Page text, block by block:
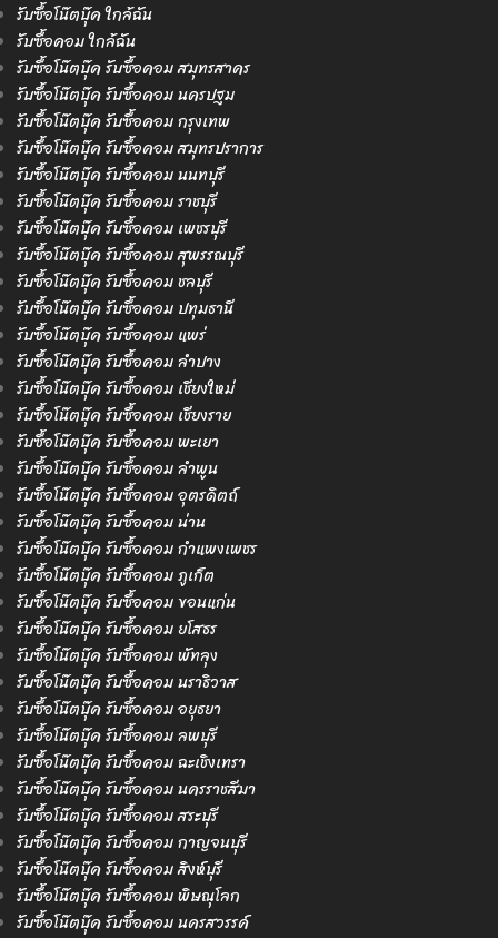
รับซื้อโน๊ตบุ๊ค ใกล้ฉัน
รับซื้อคอม ใกล้ฉัน
รับซื้อโน๊ตบุ๊ค รับซื้อคอม สมุทรสาคร
รับซื้อโน๊ตบุ๊ค รับซื้อคอม นครปฐม
รับซื้อโน๊ตบุ๊ค รับซื้อคอม กรุงเทพ
รับซื้อโน๊ตบุ๊ค รับซื้อคอม สมุทรปราการ
รับซื้อโน๊ตบุ๊ค รับซื้อคอม นนทบุรี
รับซื้อโน๊ตบุ๊ค รับซื้อคอม ราชบุรี
รับซื้อโน๊ตบุ๊ค รับซื้อคอม เพชรบุรี
รับซื้อโน๊ตบุ๊ค รับซื้อคอม สุพรรณบุรี
รับซื้อโน๊ตบุ๊ค รับซื้อคอม ชลบุรี
รับซื้อโน๊ตบุ๊ค รับซื้อคอม ปทุมธานี
รับซื้อโน๊ตบุ๊ค รับซื้อคอม แพร่
รับซื้อโน๊ตบุ๊ค รับซื้อคอม ลำปาง
รับซื้อโน๊ตบุ๊ค รับซื้อคอม เชียงใหม่
รับซื้อโน๊ตบุ๊ค รับซื้อคอม เชียงราย
รับซื้อโน๊ตบุ๊ค รับซื้อคอม พะเยา
รับซื้อโน๊ตบุ๊ค รับซื้อคอม ลำพูน
รับซื้อโน๊ตบุ๊ค รับซื้อคอม อุตรดิตถ์
รับซื้อโน๊ตบุ๊ค รับซื้อคอม น่าน
รับซื้อโน๊ตบุ๊ค รับซื้อคอม กำแพงเพชร
รับซื้อโน๊ตบุ๊ค รับซื้อคอม ภูเก็ต
รับซื้อโน๊ตบุ๊ค รับซื้อคอม ขอนแก่น
รับซื้อโน๊ตบุ๊ค รับซื้อคอม ยโสธร
รับซื้อโน๊ตบุ๊ค รับซื้อคอม พัทลุง
รับซื้อโน๊ตบุ๊ค รับซื้อคอม นราธิวาส
รับซื้อโน๊ตบุ๊ค รับซื้อคอม อยุธยา
รับซื้อโน๊ตบุ๊ค รับซื้อคอม ลพบุรี
รับซื้อโน๊ตบุ๊ค รับซื้อคอม ฉะเชิงเทรา
รับซื้อโน๊ตบุ๊ค รับซื้อคอม นครราชสีมา
รับซื้อโน๊ตบุ๊ค รับซื้อคอม สระบุรี
รับซื้อโน๊ตบุ๊ค รับซื้อคอม กาญจนบุรี
รับซื้อโน๊ตบุ๊ค รับซื้อคอม สิงห์บุรี
รับซื้อโน๊ตบุ๊ค รับซื้อคอม พิษณุโลก
รับซื้อโน๊ตบุ๊ค รับซื้อคอม นครสวรรค์